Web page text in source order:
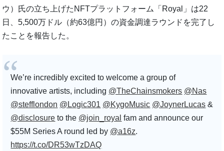
ウ）氏の立ち上げたNFTプラットフォーム「Royal」は22
日、5,500万ドル（約63億円）の資金調達ラウンドを完了し
たことを報告した。
We’re incredibly excited to welcome a group of
innovative artists, including @TheChainsmokers @Nas
@stefflondon @Logic301 @KygoMusic @JoynerLucas &
@disclosure to the @join_royal fam and announce our
$55M Series A round led by @a16z.
https://t.co/DR53wTzDAQ